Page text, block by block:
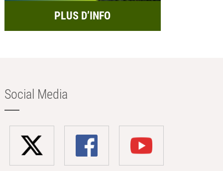
PLUS D’INFO
Social Media